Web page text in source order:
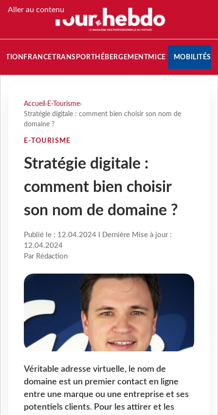
Aller au contenu
FRANCETRANSPORT HÉBERGEMENTMICE MOBILITÉS
Accueil › E-Tourisme›
Stratégie digitale : comment bien choisir son nom de
domaine ?
E-TOURISME
Stratégie digitale :
comment bien choisir
son nom de domaine ?
Publié le : 12.04.2024 I Dernière Mise à jour :
12.04.2024
Par Rédaction
Véritable adresse virtuelle, le nom de
domaine est un premier contact en ligne
entre une marque ou une entreprise et ses
potentiels clients. Pour les attirer et les